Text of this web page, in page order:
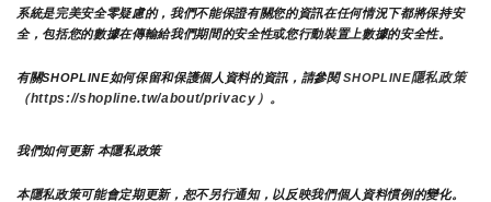
系統是完美安全零疑慮的，我們不能保證有關您的資訊在任何情況下都將保持安
全，包括您的數據在傳輸給我們期間的安全性或您行動裝置上數據的安全性。
有關SHOPLINE如何保留和保護個人資料的資訊，請參閱 SHOPLINE隱私政策
（https://shopline.tw/about/privacy）。
我們如何更新 本隱私政策
本隱私政策可能會定期更新，恕不另行通知，以反映我們個人資料慣例的變化。